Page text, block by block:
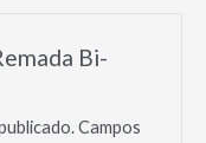
Bi-
Campos